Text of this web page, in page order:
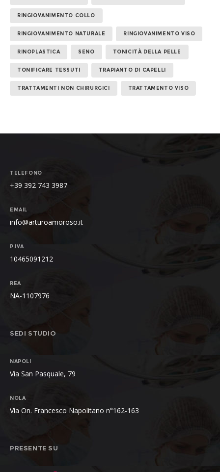
RINGIOVANIMENTO COLLO
RINGIOVANIMENTO NATURALE RINGIOVANIMENTO VISO
RINOPLASTICA SENO TONICITÀ DELLA PELLE
TONIFICARE TESSUTI TRAPIANTO DI CAPELLI
TRATTAMENTI NON CHIRURGICI TRATTAMENTO VISO
TELEFONO
+39 392 743 3987
EMAIL
info@arturoamoroso.it
P.IVA
10465091212
REA
NA-1107976
SEDI STUDIO
NAPOLI
Via San Pasquale, 79
NOLA
Via On. Francesco Napolitano n°162-163
PRESENTE SU